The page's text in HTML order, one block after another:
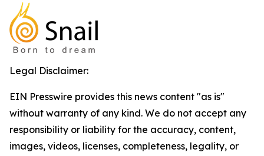
Legal Disclaimer:
EIN Presswire provides this news content "as is"
without warranty of any kind. We do not accept any
responsibility or liability for the accuracy, content,
images, videos, licenses, completeness, legality, or